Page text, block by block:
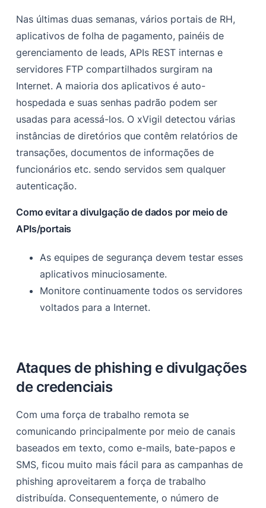
Nas últimas duas semanas, vários portais de RH,
aplicativos de folha de pagamento, painéis de
gerenciamento de leads, APIs REST internas e
servidores FTP compartilhados surgiram na
Internet. A maioria dos aplicativos é auto-
hospedada e suas senhas padrão podem ser
usadas para acessá-los. O xVigil detectou várias
instâncias de diretórios que contêm relatórios de
transações, documentos de informações de
funcionários etc. sendo servidos sem qualquer
autenticação.
Como evitar a divulgação de dados por meio de
APIs/portais
As equipes de segurança devem testar esses
aplicativos minuciosamente.
Monitore continuamente todos os servidores
voltados para a Internet.
Ataques de phishing e divulgações
de credenciais
Com uma força de trabalho remota se
comunicando principalmente por meio de canais
baseados em texto, como e-mails, bate-papos e
SMS, ficou muito mais fácil para as campanhas de
phishing aproveitarem a força de trabalho
distribuída. Consequentemente, o número de